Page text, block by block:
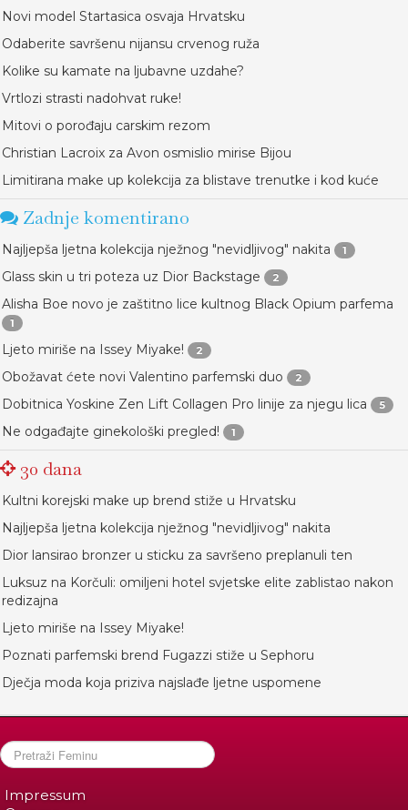
Novi model Startasica osvaja Hrvatsku
Odaberite savršenu nijansu crvenog ruža
Kolike su kamate na ljubavne uzdahe?
Vrtlozi strasti nadohvat ruke!
Mitovi o porođaju carskim rezom
Christian Lacroix za Avon osmislio mirise Bijou
Limitirana make up kolekcija za blistave trenutke i kod kuće
Zadnje komentirano
Najljepša ljetna kolekcija nježnog "nevidljivog" nakita 1
Glass skin u tri poteza uz Dior Backstage 2
Alisha Boe novo je zaštitno lice kultnog Black Opium parfema
1
Ljeto miriše na Issey Miyake! 2
Obožavat ćete novi Valentino parfemski duo 2
Dobitnica Yoskine Zen Lift Collagen Pro linije za njegu lica 5
Ne odgađajte ginekološki pregled! 1
30 dana
Kultni korejski make up brend stiže u Hrvatsku
Najljepša ljetna kolekcija nježnog "nevidljivog" nakita
Dior lansirao bronzer u sticku za savršeno preplanuli ten
Luksuz na Korčuli: omiljeni hotel svjetske elite zablistao nakon
redizajna
Ljeto miriše na Issey Miyake!
Poznati parfemski brend Fugazzi stiže u Sephoru
Dječja moda koja priziva najslađe ljetne uspomene
Impressum